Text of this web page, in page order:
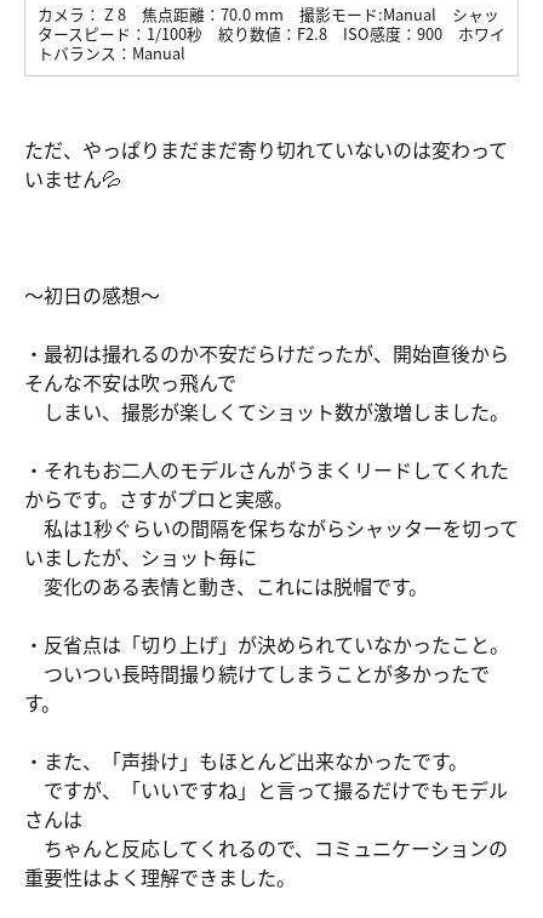
カメラ： Z 8 焦点距離： 70.0 mm 撮影モード:Manual
シャッ
タースピード： 1/100秒 絞り数値： F2.8 ISO感度： 900
ホワイ
トバランス： Manual
ただ、やっぱりまだまだ寄り切れていないのは変わって
いません💦
～初日の感想～
・最初は撮れるのか不安だらけだったが、開始直後から
そんな不安は吹っ飛んで
しまい、撮影が楽しくてショット数が激増しました。
・それもお二人のモデルさんがうまくリードしてくれた
からです。さすがプロと実感。
私は1秒ぐらいの間隔を保ちながらシャッターを切って
いましたが、ショット毎に
変化のある表情と動き、これには脱帽です。
・反省点は「切り上げ」が決められていなかったこと。
ついつい長時間撮り続けてしまうことが多かったで
す。
・また、「声掛け」もほとんど出来なかったです。
ですが、「いいですね」と言って撮るだけでもモデル
さんは
ちゃんと反応してくれるので、コミュニケーションの
重要性はよく理解できました。